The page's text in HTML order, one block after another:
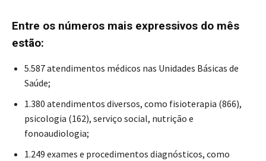
Entre os números mais expressivos do mês
estão:
5.587 atendimentos médicos nas Unidades Básicas de
Saúde;
1.380 atendimentos diversos, como fisioterapia (866),
psicologia (162), serviço social, nutrição e
fonoaudiologia;
1.249 exames e procedimentos diagnósticos, como